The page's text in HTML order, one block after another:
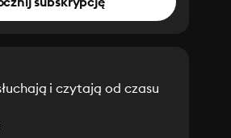
i czytają od czasu